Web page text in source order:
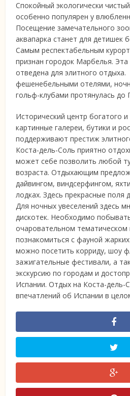
Спокойный экологически
особенно популярен у
Посещение замечательного
аквапарка станет для детишек
Самым респектабельным
признан городок Марбелья.
отведена для элитного
фешенебельными отелями,
гольф-клубами протянулась до
Исторический центр богатого
картинные галереи, бутики и
поддерживают престиж
Коста-дель-Соль приятно
может себе позволить любой
возраста. Отдыхающим
дайвингом, виндсерфингом,
лодках. Здесь прекрасные поля
Для ночных увеселений здесь
дискотек. Необходимо
очаровательном тематическом
познакомиться с фауной
можно посетить корриду, шоу
зажигательные фестивали, а
экскурсию по городам и
Испании. Отдых на Коста-дель-
впечатлений об Испании в